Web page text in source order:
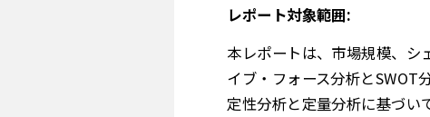
レポート対象範囲:
本レポートは、市場規模、シ
イブ・フォース分析とSWOT
定性分析と定量分析に基づい